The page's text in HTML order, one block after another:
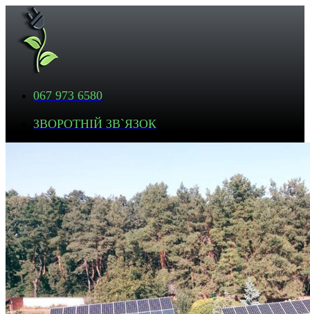
067 973 6580
ЗВОРОТНІЙ ЗВ`ЯЗОК